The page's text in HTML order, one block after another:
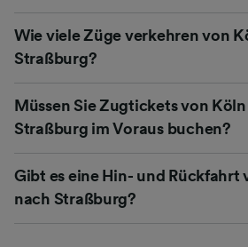
Wie viele Züge verkehren von
Straßburg?
Müssen Sie Zugtickets von
Straßburg im Voraus buchen?
Gibt es eine Hin- und Rückfahrt
nach Straßburg?